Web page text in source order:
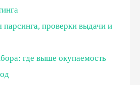
проверки выдачи и
где выше окупаемость